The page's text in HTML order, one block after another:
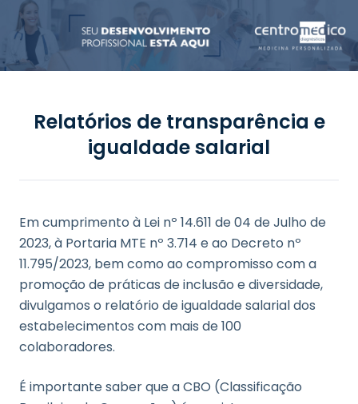
Relatórios de transparência e
igualdade salarial
Em cumprimento à Lei nº 14.611 de 04 de Julho de
2023, à Portaria MTE nº 3.714 e ao Decreto nº
11.795/2023, bem como ao compromisso com a
promoção de práticas de inclusão e diversidade,
divulgamos o relatório de igualdade salarial dos
estabelecimentos com mais de 100
colaboradores.
É importante saber que a CBO (Classificação